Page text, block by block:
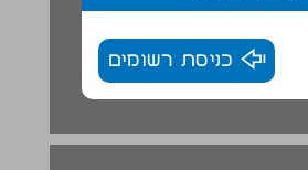
כניסת רשומים